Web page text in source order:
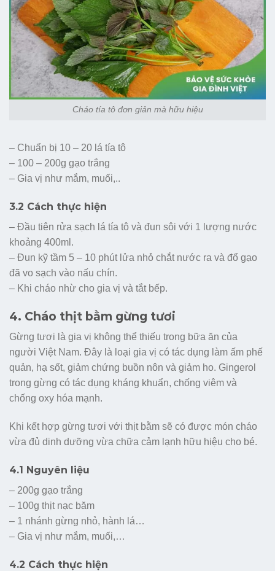
Cháo tía tô đơn giản mà hữu hiệu
– Chuẩn bị 10 – 20 lá tía tô
– 100 – 200g gạo trắng
– Gia vị như mắm, muối,..
3.2 Cách thực hiện
– Đầu tiên rửa sạch lá tía tô và đun sôi với 1 lượng nước
khoảng 400ml.
– Đun kỹ tầm 5 – 10 phút lửa nhỏ chắt nước ra và đổ gạo
đã vo sạch vào nấu chín.
– Khi cháo nhừ cho gia vị và tắt bếp.
4. Cháo thịt bằm gừng tươi
Gừng tươi là gia vị không thể thiếu trong bữa ăn của
người Việt Nam. Đây là loại gia vị có tác dụng làm ấm phế
quản, hạ sốt, giảm chứng buồn nôn và giảm ho. Gingerol
trong gừng có tác dụng kháng khuẩn, chống viêm và
chống oxy hóa mạnh.
Khi kết hợp gừng tươi với thịt bằm sẽ có được món cháo
vừa đủ dinh dưỡng vừa chữa cảm lạnh hữu hiệu cho bé.
4.1 Nguyên liệu
– 200g gạo trắng
– 100g thịt nạc băm
– 1 nhánh gừng nhỏ, hành lá…
– Gia vị như mắm, muối,…
4.2 Cách thực hiện